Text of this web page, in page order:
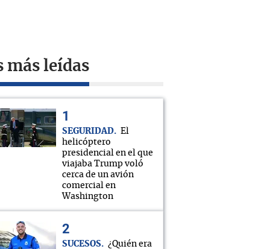
más leídas
SEGURIDAD
El
helicóptero
presidencial en el que
viajaba Trump voló
cerca de un avión
comercial en
Washington
SUCESOS
¿Quién era